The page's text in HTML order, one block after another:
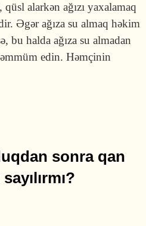
alarkən ağızı yaxalamaq
Əgər ağıza su almaq həkim
bu halda ağıza su almadan
edin. Həmçinin
sonra qan